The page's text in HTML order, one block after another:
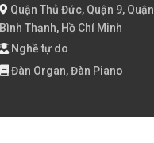
Quận Thủ Đức, Quận 9, Quận
Bình Thạnh, Hồ Chí Minh
Nghề tự do
Đàn Organ, Đàn Piano